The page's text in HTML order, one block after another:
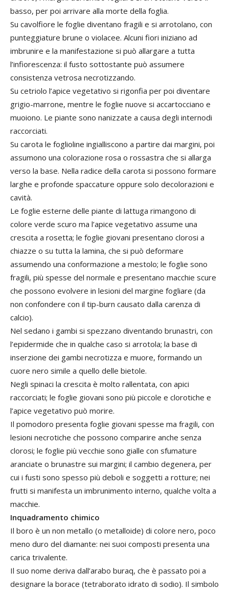
basso, per poi arrivare alla morte della foglia.
Su cavolfiore le foglie diventano fragili e si arrotolano, con
punteggiature brune o violacee. Alcuni fiori iniziano ad
imbrunire e la manifestazione si può allargare a tutta
l’infiorescenza: il fusto sottostante può assumere
consistenza vetrosa necrotizzando.
Su cetriolo l’apice vegetativo si rigonfia per poi diventare
grigio-marrone, mentre le foglie nuove si accartocciano e
muoiono. Le piante sono nanizzate a causa degli internodi
raccorciati.
Su carota le foglioline ingialliscono a partire dai margini, poi
assumono una colorazione rosa o rossastra che si allarga
verso la base. Nella radice della carota si possono formare
larghe e profonde spaccature oppure solo decolorazioni e
cavità.
Le foglie esterne delle piante di lattuga rimangono di
colore verde scuro ma l’apice vegetativo assume una
crescita a rosetta; le foglie giovani presentano clorosi a
chiazze o su tutta la lamina, che si può deformare
assumendo una conformazione a mestolo; le foglie sono
fragili, più spesse del normale e presentano macchie scure
che possono evolvere in lesioni del margine fogliare (da
non confondere con il tip-burn causato dalla carenza di
calcio).
Nel sedano i gambi si spezzano diventando brunastri, con
l’epidermide che in qualche caso si arrotola; la base di
inserzione dei gambi necrotizza e muore, formando un
cuore nero simile a quello delle bietole.
Negli spinaci la crescita è molto rallentata, con apici
raccorciati; le foglie giovani sono più piccole e clorotiche e
l’apice vegetativo può morire.
Il pomodoro presenta foglie giovani spesse ma fragili, con
lesioni necrotiche che possono comparire anche senza
clorosi; le foglie più vecchie sono gialle con sfumature
aranciate o brunastre sui margini; il cambio degenera, per
cui i fusti sono spesso più deboli e soggetti a rotture; nei
frutti si manifesta un imbrunimento interno, qualche volta a
macchie.
Inquadramento chimico
Il boro è un non metallo (o metalloide) di colore nero, poco
meno duro del diamante: nei suoi composti presenta una
carica trivalente.
Il suo nome deriva dall’arabo buraq, che è passato poi a
designare la borace (tetraborato idrato di sodio). Il simbolo